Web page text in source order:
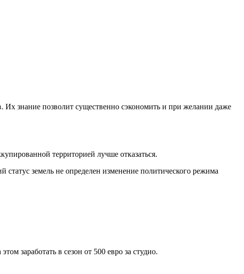
знание позволит существенно сэкономить и при желании даже
территорией лучше отказаться.
земель не определен изменение политического режима
заработать в сезон от 500 евро за студио.